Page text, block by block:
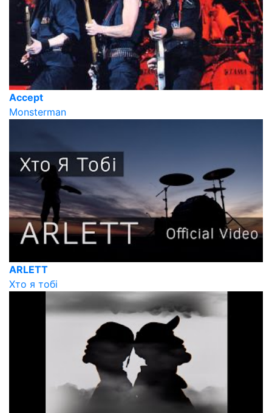
Accept
Monsterman
ARLETT
Хто я тобі